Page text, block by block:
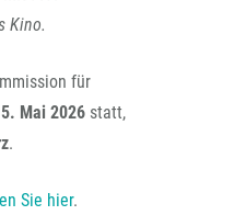
Kino.
für
Mai 2026 statt,
.
Sie hier.